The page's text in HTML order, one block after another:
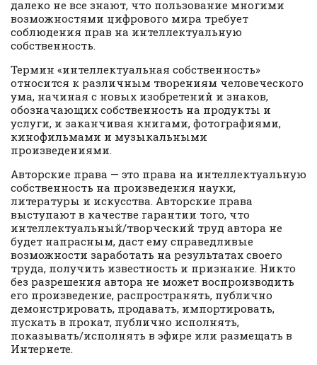
далеко не все знают, что пользование многими
возможностями цифрового мира требует
соблюдения прав на интеллектуальную
собственность.
Термин «интеллектуальная собственность»
относится к различным творениям человеческого
ума, начиная с новых изобретений и знаков,
обозначающих собственность на продукты и
услуги, и заканчивая книгами, фотографиями,
кинофильмами и музыкальными
произведениями.
Авторские права — это права на интеллектуальную
собственность на произведения науки,
литературы и искусства. Авторские права
выступают в качестве гарантии того, что
интеллектуальный/творческий труд автора не
будет напрасным, даст ему справедливые
возможности заработать на результатах своего
труда, получить известность и признание. Никто
без разрешения автора не может воспроизводить
его произведение, распространять, публично
демонстрировать, продавать, импортировать,
пускать в прокат, публично исполнять,
показывать/исполнять в эфире или размещать в
Интернете.